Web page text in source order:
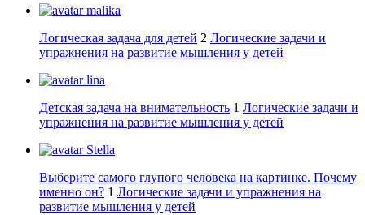
malika
Логическая задача для детей 2 Логические задачи и
упражнения на развитие мышления у детей
lina
Детская задача на внимательность 1 Логические задачи и
упражнения на развитие мышления у детей
Stella
Выберите самого глупого человека на картинке. Почему
именно он? 1 Логические задачи и упражнения на
развитие мышления у детей